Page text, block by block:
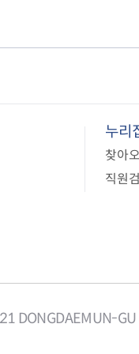
누리
찾아
직원
DONGDAEMUN-